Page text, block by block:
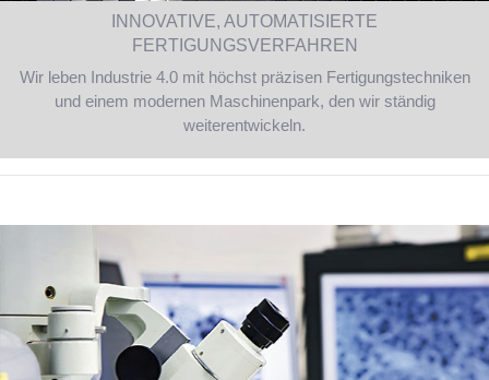
INNOVATIVE, AUTOMATISIERTE
FERTIGUNGSVERFAHREN
Wir leben Industrie 4.0 mit höchst präzisen Fertigungstechniken
und einem modernen Maschinenpark, den wir ständig
weiterentwickeln.